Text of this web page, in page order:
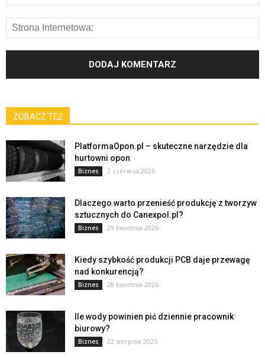
ZOBACZ TEŻ
PlatformaOpon.pl – skuteczne narzędzie dla
hurtowni opon
Biznes 2 czerwca 2026
Dlaczego warto przenieść produkcję z tworzyw
sztucznych do Canexpol.pl?
Biznes 29 kwietnia 2026
Kiedy szybkość produkcji PCB daje przewagę
nad konkurencją?
Biznes 28 kwietnia 2026
Ile wody powinien pić dziennie pracownik
biurowy?
Biznes 22 sierpnia 2025